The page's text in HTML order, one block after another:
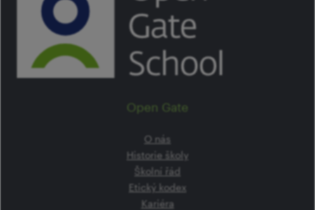
Open Gate
O nás
Historie školy
Školní řád
Etický kodex
Kariéra